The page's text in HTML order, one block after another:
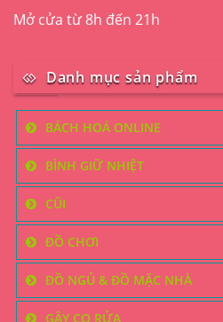
Mở cửa từ 8h đến 21h
Danh mục sản phẩm
BÁCH HOÁ ONLINE
BÌNH GIỮ NHIỆT
CŨI
ĐỒ CHƠI
ĐỒ NGỦ & ĐỒ MẶC NHÀ
GẬY CỌ RỬA